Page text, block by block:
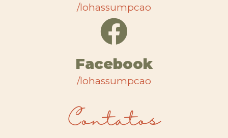
/lohassumpcao
Facebook
/lohassumpcao
Contatos